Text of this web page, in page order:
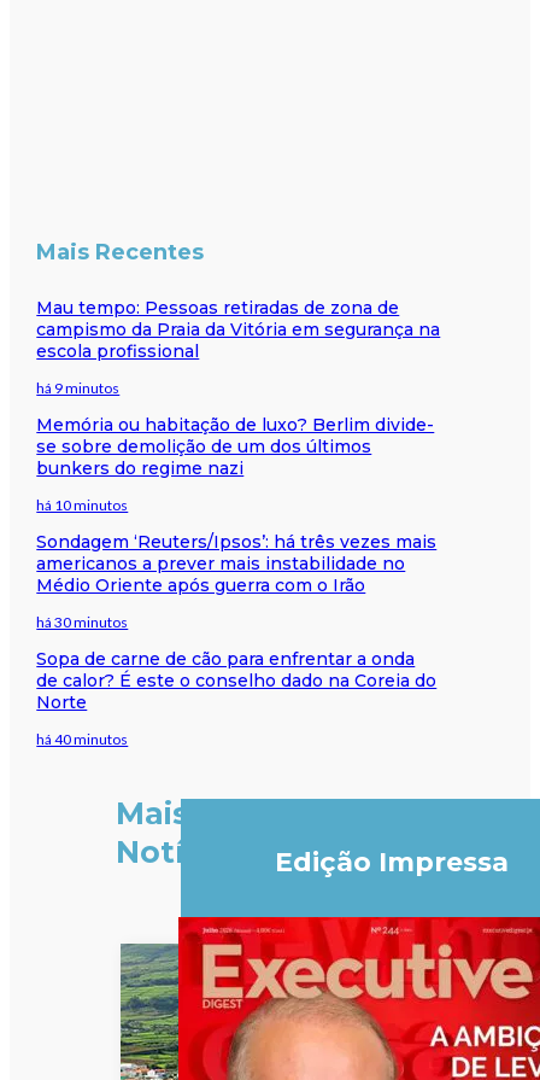
Mais Recentes
Mau tempo: Pessoas retiradas de zona de
campismo da Praia da Vitória em segurança na
escola profissional
há 9 minutos
Memória ou habitação de luxo? Berlim divide-
se sobre demolição de um dos últimos
bunkers do regime nazi
há 10 minutos
Sondagem ‘Reuters/Ipsos’: há três vezes mais
americanos a prever mais instabilidade no
Médio Oriente após guerra com o Irão
há 30 minutos
Sopa de carne de cão para enfrentar a onda
de calor? É este o conselho dado na Coreia do
Norte
há 40 minutos
Mais
Notícias
Edição Impressa